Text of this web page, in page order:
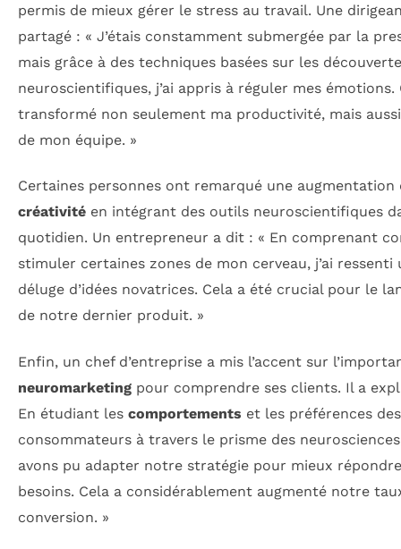
permis de mieux gérer le stress au travail. Une
partagé : « J’étais constamment submergée par la
mais grâce à des techniques basées sur les
neuroscientifiques, j’ai appris à réguler mes émotions.
transformé non seulement ma productivité, mais
de mon équipe. »
Certaines personnes ont remarqué une augmentation
créativité en intégrant des outils neuroscientifiques
quotidien. Un entrepreneur a dit : « En comprenant
stimuler certaines zones de mon cerveau, j’ai ressenti
déluge d’idées novatrices. Cela a été crucial pour le
de notre dernier produit. »
Enfin, un chef d’entreprise a mis l’accent sur
neuromarketing pour comprendre ses clients. Il a
En étudiant les comportements et les préférences des
consommateurs à travers le prisme des
avons pu adapter notre stratégie pour mieux
besoins. Cela a considérablement augmenté notre
conversion. »